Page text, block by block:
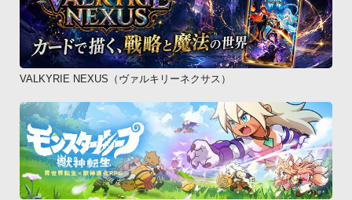
VALKYRIE NEXUS（ヴァルキリーネクサス）